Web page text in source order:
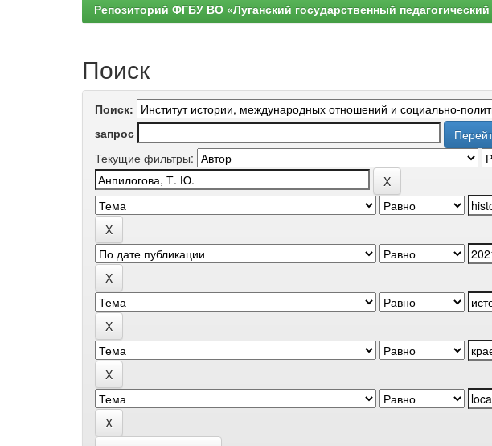
Репозиторий ФГБУ ВО «Луганский государственный
Поиск
Поиск:
запрос
Текущие фильтры: